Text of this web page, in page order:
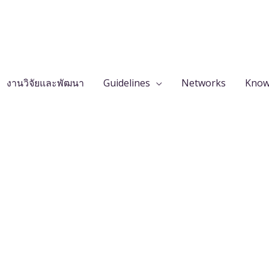
งานวิจัยและพัฒนา Guidelines Networks